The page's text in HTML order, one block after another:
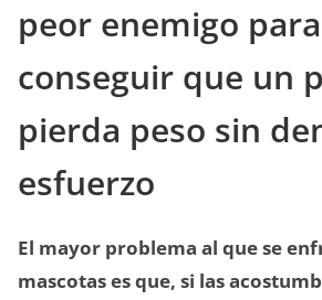
peor enemigo para
conseguir que un
pierda peso sin
esfuerzo
El mayor problema al que se
mascotas es que, si las